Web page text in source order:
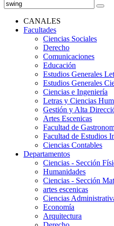
CANALES
Facultades
Ciencias Sociales
Derecho
Comunicaciones
Educación
Estudios Generales
Estudios Generales
Ciencias e Ingeniería
Letras y Ciencias
Gestión y Alta
Artes Escenicas
Facultad de
Facultad de Estudios
Ciencias Contables
Departamentos
Ciencias - Sección
Humanidades
Ciencias - Sección
artes escenicas
Ciencias
Economía
Arquitectura